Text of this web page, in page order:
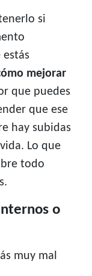
si
mejorar
que puedes
que ese
hay subidas
Lo que
todo
o
muy mal